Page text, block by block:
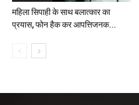
महिला सिपाही के साथ बलात्कार का
प्रयास, फोन हैक कर आपत्तिजनक...